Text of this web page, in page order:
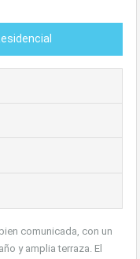
comunicada, con un
y amplia terraza. El